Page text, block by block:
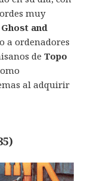
muy
Ghost and
a ordenadores
deTopo
al adquirir